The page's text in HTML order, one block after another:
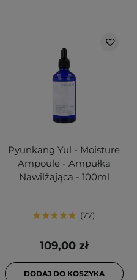
Pyunkang Yul - Moisture
Ampoule - Ampułka
Nawilżająca - 100ml
77
109,00 zł
DODAJ DO KOSZYKA